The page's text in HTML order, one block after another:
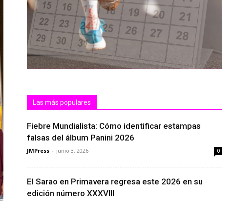
Las más populares
Fiebre Mundialista: Cómo identificar estampas
falsas del álbum Panini 2026
JMPress - junio 3, 2026 0
El Sarao en Primavera regresa este 2026 en su
edición número XXXVIII